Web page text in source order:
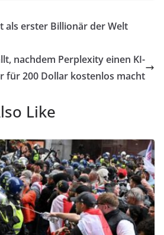
als erster Billionär der Welt
nachdem Perplexity einen KI-
für 200 Dollar kostenlos macht
Like